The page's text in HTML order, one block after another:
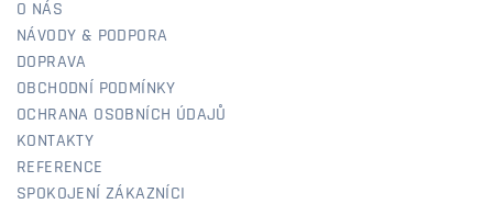
O NÁS
NÁVODY & PODPORA
DOPRAVA
OBCHODNÍ PODMÍNKY
OCHRANA OSOBNÍCH ÚDAJŮ
KONTAKTY
REFERENCE
SPOKOJENÍ ZÁKAZNÍCI